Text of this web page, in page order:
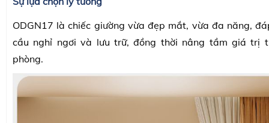
ODGN17 là chiếc giường vừa đẹp mắt, vừa đa năng,
cầu nghỉ ngơi và lưu trữ, đồng thời nâng tầm giá trị
phòng.